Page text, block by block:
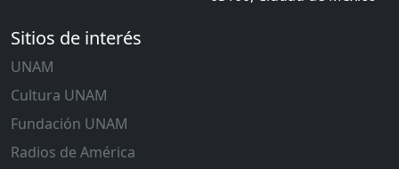
Sitios de interés
UNAM
Cultura UNAM
Fundación UNAM
Radios de América